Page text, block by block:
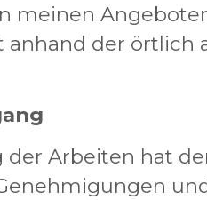
meinen
der örtlich
der Arbeiten hat